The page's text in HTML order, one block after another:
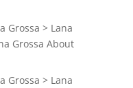
Grossa > Lana
Grossa About
Grossa > Lana